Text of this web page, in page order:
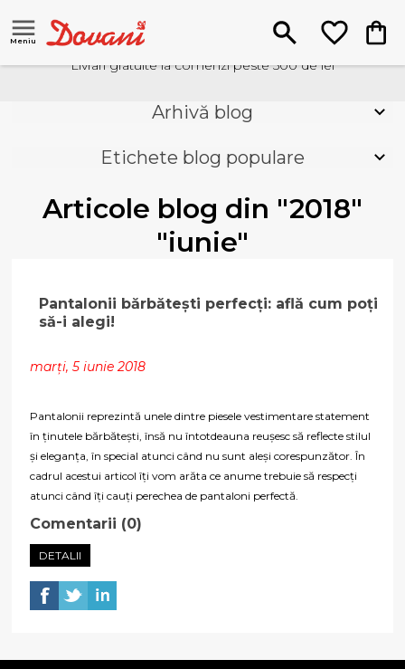
Meniu
Livrari gratuite la comenzi peste 500 de lei
Arhivă blog
Etichete blog populare
Articole blog din "2018"
"iunie"
Pantalonii bărbătești perfecți: află cum poți
să-i alegi!
marți, 5 iunie 2018
Pantalonii reprezintă unele dintre piesele vestimentare statement
în ținutele bărbătești, însă nu întotdeauna reușesc să reflecte stilul
și eleganța, în special atunci când nu sunt aleși corespunzător. În
cadrul acestui articol îți vom arăta ce anume trebuie să respecți
atunci când îți cauți perechea de pantaloni perfectă.
Comentarii (0)
DETALII